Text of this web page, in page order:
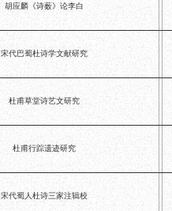
红墙花径
草堂影壁
大雅堂
万佛楼
草堂书院
千诗碑
胡应麟《诗薮》论李白
宋代巴蜀杜诗学文献研究
杜甫草堂诗艺文研究
杜甫行踪遗迹研究
宋代蜀人杜诗三家注辑校